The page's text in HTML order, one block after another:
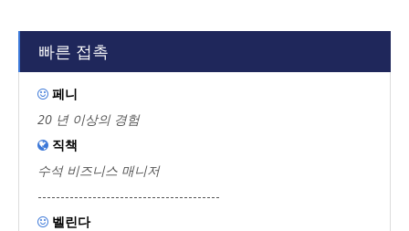
빠른 접촉
 페니
20 년 이상의 경험
 직책
수석 비즈니스 매니저
----------------------------------------
 벨린다